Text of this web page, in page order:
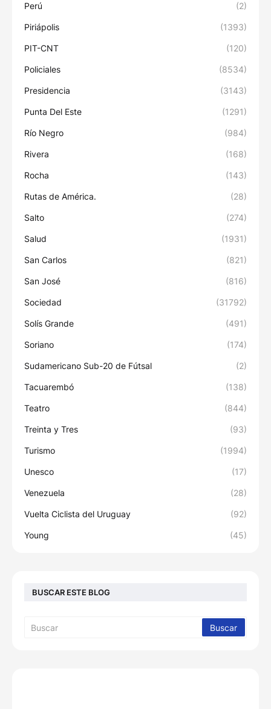
Perú (2)
Piriápolis (1393)
PIT-CNT (120)
Policiales (8534)
Presidencia (3143)
Punta Del Este (1291)
Río Negro (984)
Rivera (168)
Rocha (143)
Rutas de América. (28)
Salto (274)
Salud (1931)
San Carlos (821)
San José (816)
Sociedad (31792)
Solís Grande (491)
Soriano (174)
Sudamericano Sub-20 de Fútsal (2)
Tacuarembó (138)
Teatro (844)
Treinta y Tres (93)
Turismo (1994)
Unesco (17)
Venezuela (28)
Vuelta Ciclista del Uruguay (92)
Young (45)
BUSCAR ESTE BLOG